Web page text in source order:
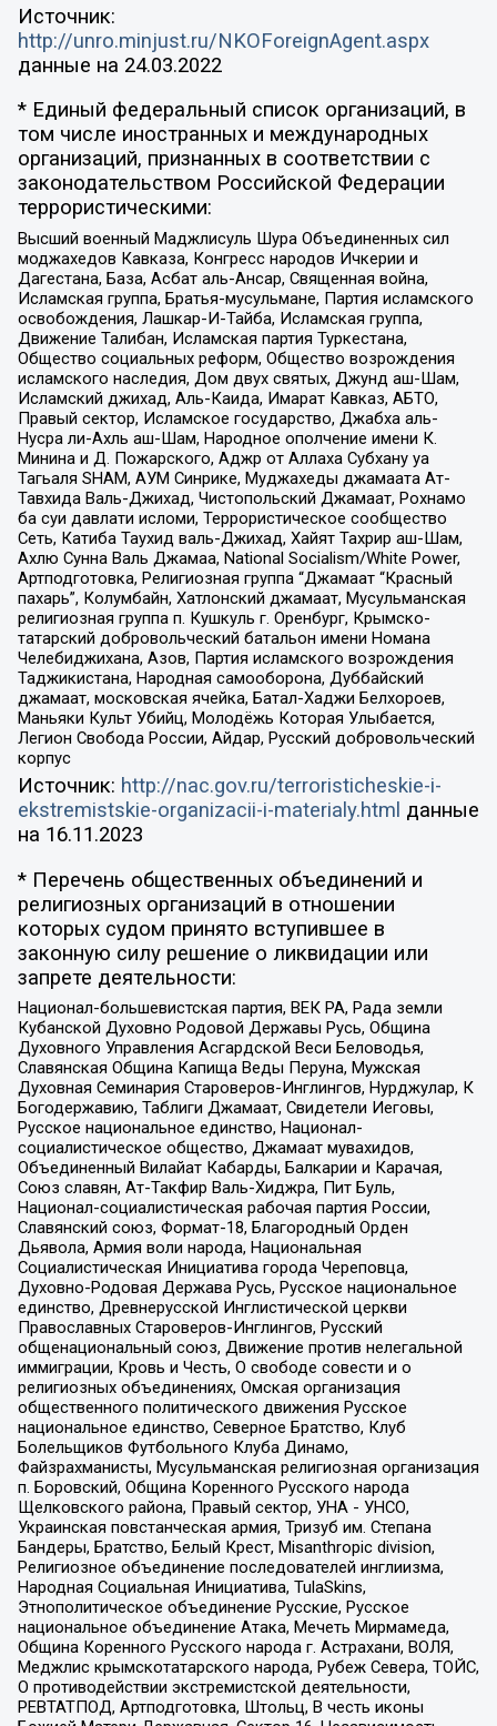
Источник:
http://unro.minjust.ru/NKOForeignAgent.aspx
данные на 24.03.2022
* Единый федеральный список организаций, в
том числе иностранных и международных
организаций, признанных в соответствии с
законодательством Российской Федерации
террористическими:
Высший военный Маджлисуль Шура Объединенных сил
моджахедов Кавказа, Конгресс народов Ичкерии и
Дагестана, База, Асбат аль-Ансар, Священная война,
Исламская группа, Братья-мусульмане, Партия исламского
освобождения, Лашкар-И-Тайба, Исламская группа,
Движение Талибан, Исламская партия Туркестана,
Общество социальных реформ, Общество возрождения
исламского наследия, Дом двух святых, Джунд аш-Шам,
Исламский джихад, Аль-Каида, Имарат Кавказ, АБТО,
Правый сектор, Исламское государство, Джабха аль-
Нусра ли-Ахль аш-Шам, Народное ополчение имени К.
Минина и Д. Пожарского, Аджр от Аллаха Субхану уа
Тагьаля SHAM, АУМ Синрике, Муджахеды джамаата Ат-
Тавхида Валь-Джихад, Чистопольский Джамаат, Рохнамо
ба суи давлати исломи, Террористическое сообщество
Сеть, Катиба Таухид валь-Джихад, Хайят Тахрир аш-Шам,
Ахлю Сунна Валь Джамаа, National Socialism/White Power,
Артподготовка, Религиозная группа “Джамаат “Красный
пахарь”, Колумбайн, Хатлонский джамаат, Мусульманская
религиозная группа п. Кушкуль г. Оренбург, Крымско-
татарский добровольческий батальон имени Номана
Челебиджихана, Азов, Партия исламского возрождения
Таджикистана, Народная самооборона, Дуббайский
джамаат, московская ячейка, Батал-Хаджи Белхороев,
Маньяки Культ Убийц, Молодёжь Которая Улыбается,
Легион Свобода России, Айдар, Русский добровольческий
корпус
Источник: http://nac.gov.ru/terroristicheskie-i-
ekstremistskie-organizacii-i-materialy.html данные
на 16.11.2023
* Перечень общественных объединений и
религиозных организаций в отношении
которых судом принято вступившее в
законную силу решение о ликвидации или
запрете деятельности:
Национал-большевистская партия, ВЕК РА, Рада земли
Кубанской Духовно Родовой Державы Русь, Община
Духовного Управления Асгардской Веси Беловодья,
Славянская Община Капища Веды Перуна, Мужская
Духовная Семинария Староверов-Инглингов, Нурджулар, К
Богодержавию, Таблиги Джамаат, Свидетели Иеговы,
Русское национальное единство, Национал-
социалистическое общество, Джамаат мувахидов,
Объединенный Вилайат Кабарды, Балкарии и Карачая,
Союз славян, Ат-Такфир Валь-Хиджра, Пит Буль,
Национал-социалистическая рабочая партия России,
Славянский союз, Формат-18, Благородный Орден
Дьявола, Армия воли народа, Национальная
Социалистическая Инициатива города Череповца,
Духовно-Родовая Держава Русь, Русское национальное
единство, Древнерусской Инглистической церкви
Православных Староверов-Инглингов, Русский
общенациональный союз, Движение против нелегальной
иммиграции, Кровь и Честь, О свободе совести и о
религиозных объединениях, Омская организация
общественного политического движения Русское
национальное единство, Северное Братство, Клуб
Болельщиков Футбольного Клуба Динамо,
Файзрахманисты, Мусульманская религиозная организация
п. Боровский, Община Коренного Русского народа
Щелковского района, Правый сектор, УНА - УНСО,
Украинская повстанческая армия, Тризуб им. Степана
Бандеры, Братство, Белый Крест, Misanthropic division,
Религиозное объединение последователей инглиизма,
Народная Социальная Инициатива, TulaSkins,
Этнополитическое объединение Русские, Русское
национальное объединение Атака, Мечеть Мирмамеда,
Община Коренного Русского народа г. Астрахани, ВОЛЯ,
Меджлис крымскотатарского народа, Рубеж Севера, ТОЙС,
О противодействии экстремистской деятельности,
РЕВТАТПОД, Артподготовка, Штольц, В честь иконы